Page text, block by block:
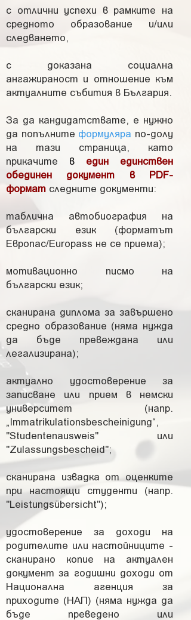
с отлични успехи в рамките на
средното образование и/или
следването,​
с доказана социална
ангажираност и отношение към
актуалните събития в България.
За да кандидатствате, е нужно
да попълните формуляра по-долу
на тази страница, като
прикачите в един единствен
обединен документ в PDF-
формат следните документи:
таблична автобиография на
български език (форматът
Европас/Europass не се приема);
мотивационно писмо на
български език;
сканирана диплома за завършено
средно образование (няма нужда
да бъде превеждана или
легализирана);
актуално удостоверение за
записване или прием в немски
университет (напр.
„Immatrikulationsbescheinigung“,
"Studentenausweis" или
"Zulassungsbescheid";
сканирана извадка от оценките
при настоящи студенти (напр.
"Leistungsübersicht");
удостоверение за доходи на
родителите или настойниците -
сканирано копие на актуален
документ за годишни доходи от
Национална агенция за
приходите (НАП) (няма нужда да
бъде преведено или